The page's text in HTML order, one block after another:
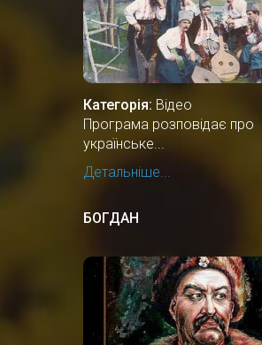
Категорія: Відео
Програма розповідає про
українське...
Детальніше...
БОГДАН